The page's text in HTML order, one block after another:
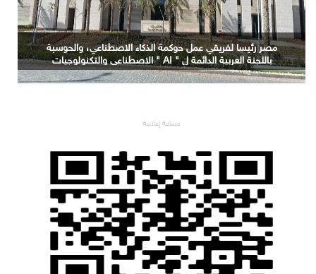
مصر رئيسا لفريقي عمل حوكمة الذكاء الاصطناعي، والحوسبة
باللجنة العربية الدائمة ل " AI " الاصطناعي والتكنولوجيات
البازغة بمجلس الوزراء العرب للاتصالات
مساحة إعلانية